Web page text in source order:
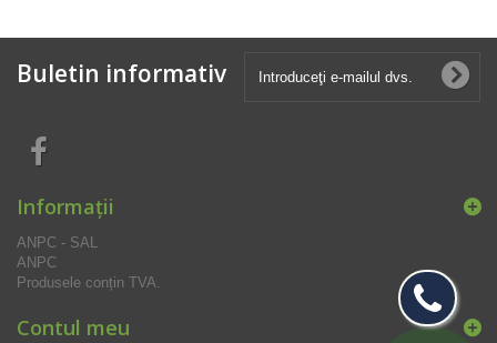
Buletin informativ
Informaţii
ANPC - SAL
ANPC
Produsele conțin TVA.
Contul meu